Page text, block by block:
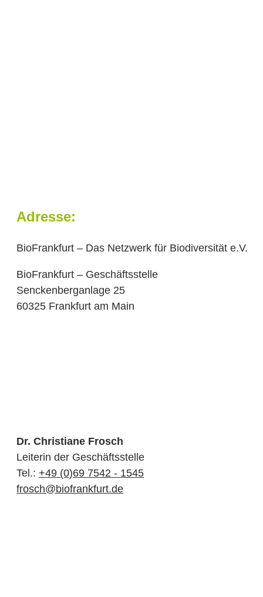
Adresse:
BioFrankfurt – Das Netzwerk für Biodiversität e.V.
BioFrankfurt – Geschäftsstelle
Senckenberganlage 25
60325 Frankfurt am Main
Dr. Christiane Frosch
Leiterin der Geschäftsstelle
Tel.:+49 (0)69 7542 - 1545
frosch@biofrankfurt.de